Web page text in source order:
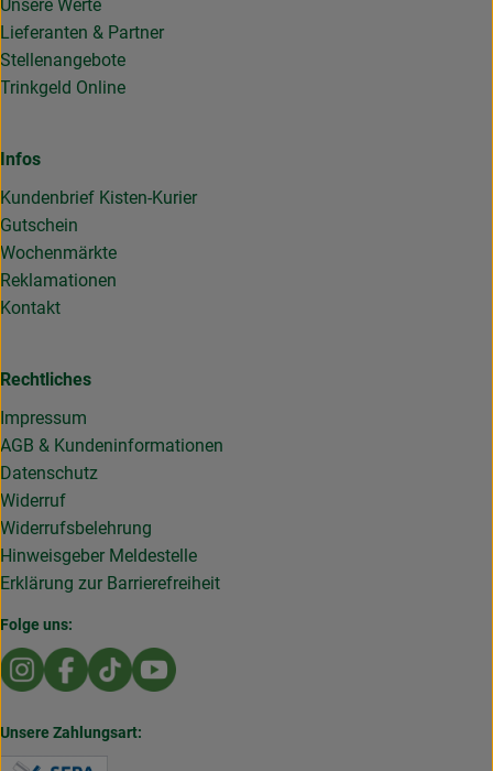
Unsere Werte
Lieferanten & Partner
Stellenangebote
Trinkgeld Online
Infos
Kundenbrief Kisten-Kurier
Gutschein
Wochenmärkte
Reklamationen
Kontakt
Rechtliches
Impressum
AGB & Kundeninformationen
Datenschutz
Widerruf
Widerrufsbelehrung
Hinweisgeber Meldestelle
Erklärung zur Barrierefreiheit
Folge uns:
Externer Link zu https://www.instagram.com/
Externer Link zu https://www.facebook.com/
Externer Link zu https://www.tiktok.com/
Externer Link zu https://
Unsere Zahlungsart: